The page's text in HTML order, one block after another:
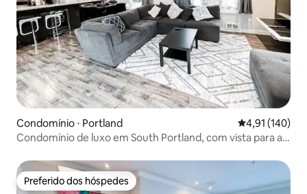
Condomínio ⋅ Portland 4,91 de uma
4,91 (140)
Condomínio de luxo em South Portland, com vista para a
Preferido dos hóspedes
Preferido dos hóspedes